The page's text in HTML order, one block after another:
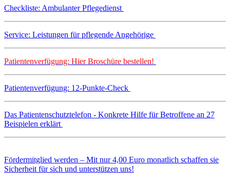
Checkliste: Ambulanter Pflegedienst
Service: Leistungen für pflegende Angehörige
Patientenverfügung: Hier Broschüre bestellen!
Patientenverfügung: 12-Punkte-Check
Das Patientenschutztelefon - Konkrete Hilfe für Betroffene an 27
Beispielen erklärt
Fördermitglied werden – Mit nur 4,00 Euro monatlich schaffen sie
Sicherheit für sich und unterstützen uns!